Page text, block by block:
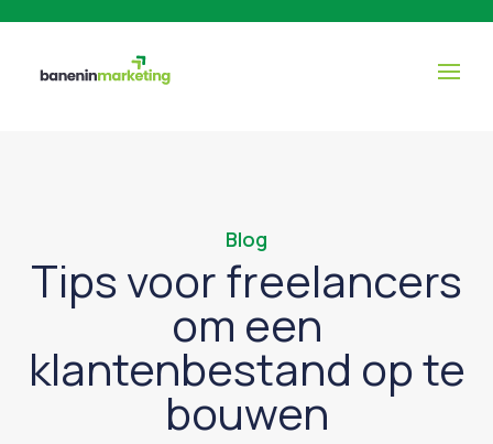
Blog
Tips voor freelancers
om een
klantenbestand op te
bouwen